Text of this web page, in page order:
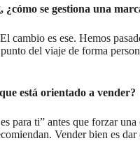
se gestiona una
es ese. Hemos
del viaje de forma
está orientado a vender?
para ti” antes que forzar
Vender bien es